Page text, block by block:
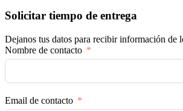
Solicitar tiempo de entrega
Dejanos tus datos para recibir información de
Nombre de contacto
Email de contacto